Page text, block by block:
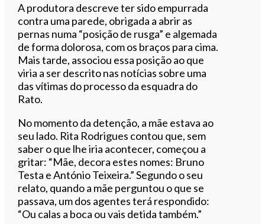
A produtora descreve ter sido empurrada
contra uma parede, obrigada a abrir as
pernas numa “posição de rusga” e algemada
de forma dolorosa, com os braços para cima.
Mais tarde, associou essa posição ao que
viria a ser descrito nas notícias sobre uma
das vítimas do processo da esquadra do
Rato.
No momento da detenção, a mãe estava ao
seu lado. Rita Rodrigues contou que, sem
saber o que lhe iria acontecer, começou a
gritar: “Mãe, decora estes nomes: Bruno
Testa e António Teixeira.” Segundo o seu
relato, quando a mãe perguntou o que se
passava, um dos agentes terá respondido:
“Ou calas a boca ou vais detida também.”